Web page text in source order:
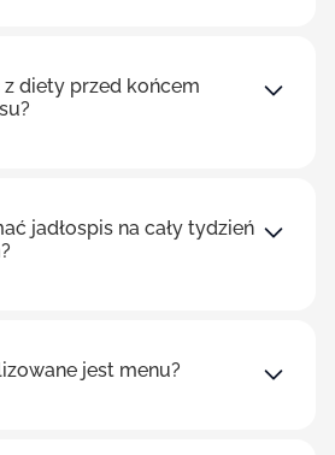
diety przed końcem
jadłospis na cały tydzień
jest menu?